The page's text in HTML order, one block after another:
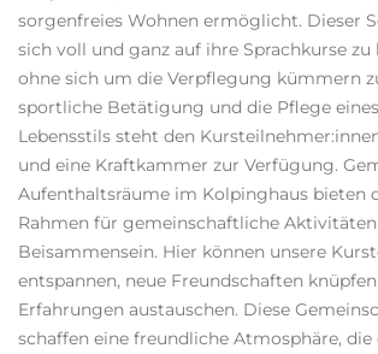
sorgenfreies Wohnen ermöglicht. Dieser
sich voll und ganz auf ihre Sprachkurse zu
ohne sich um die Verpflegung kümmern
sportliche Betätigung und die Pflege
Lebensstils steht den
und eine Kraftkammer zur Verfügung.
Aufenthaltsräume im Kolpinghaus bieten
Rahmen für gemeinschaftliche
Beisammensein. Hier können unsere
entspannen, neue Freundschaften
Erfahrungen austauschen. Diese
schaffen eine freundliche Atmosphäre, die